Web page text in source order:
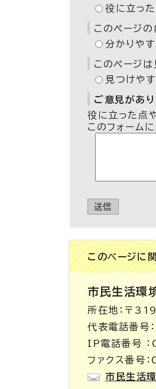
役に立った
このページの
分かりやす
このページは
見つけや
ご意見があり
役に立った点
このフォーム
送信
このページに
市民生活環
所在地：〒
代表電話番
IP電話番号
ファクス番
市民生活